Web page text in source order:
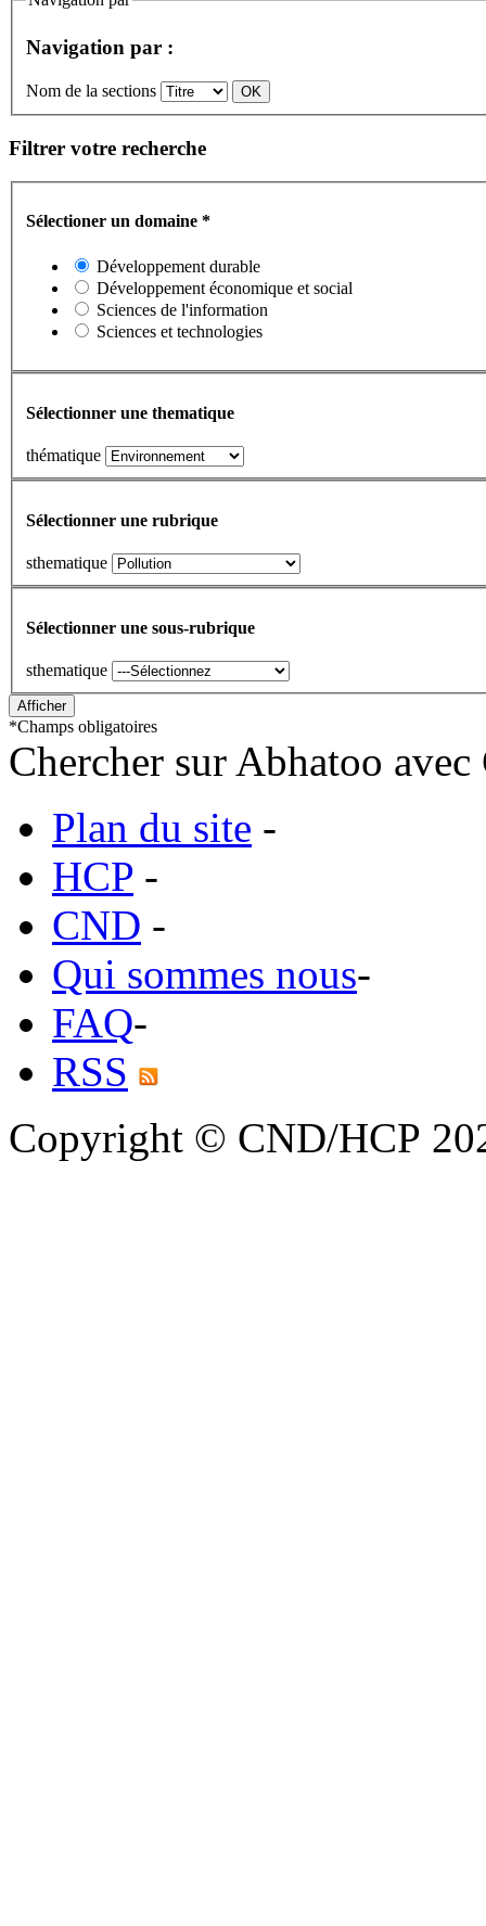
Navigation par :
Nom de la sections
Filtrer votre recherche
Sélectioner un domaine *
Développement durable
Développement économique et social
Sciences de l'information
Sciences et technologies
Sélectionner une thematique
thématique
Sélectionner une rubrique
sthematique
Sélectionner une sous-rubrique
sthematique
*Champs obligatoires
Chercher sur Abhatoo
Plan du site -
HCP -
CND -
Qui sommes nous-
FAQ-
RSS
Copyright © CND/HCP